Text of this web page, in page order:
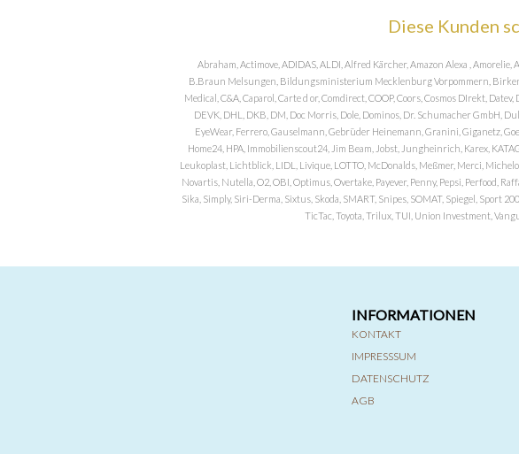
Diese Kunden
Abraham, Actimove, ADIDAS, ALDI, Alfred Kärcher, Amazon Alexa ,
B.Braun Melsungen, Bildungsministerium Mecklenburg Vorpommern,
Medical, C&A, Caparol, Carte d or, Comdirect, COOP, Coors, Cosmos DIrekt,
DEVK, DHL, DKB, DM, Doc Morris, Dole, Dominos, Dr. Schumacher GmbH,
EyeWear, Ferrero, Gauselmann, Gebrüder Heinemann, Granini, Giganetz,
Home24, HPA, Immobilienscout24, Jim Beam, Jobst, Jungheinrich, Karex,
Leukoplast, Lichtblick, LIDL, Livique, LOTTO, McDonalds, Meßmer, Merci,
Novartis, Nutella, O2, OBI, Optimus, Overtake, Payever, Penny, Pepsi, Perfood,
Sika, Simply, Siri-Derma, Sixtus, Skoda, SMART, Snipes, SOMAT, Spiegel, Sport
TicTac, Toyota, Trilux, TUI, Union Investment,
INFORMATIONEN
KONTAKT
IMPRESSSUM
DATENSCHUTZ
AGB